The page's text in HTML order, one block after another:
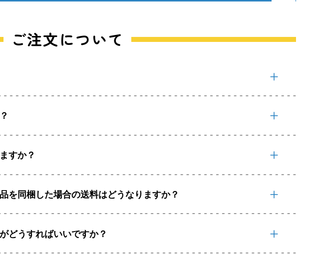
ご注文について
すか？
を同梱した場合の送料はどうなりますか？
どうすればいいですか？